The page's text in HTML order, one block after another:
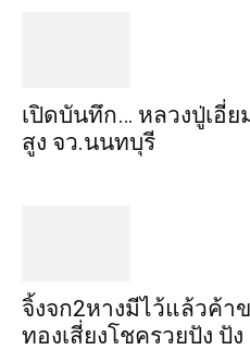
เปิดบันทึก… หลวงปู่เอี่
สูง​ จว.นนทบุรี
จิ้งจก​2​หาง​มีไว้แล้ว​ค้า
ทอง​เสี่ยงโชค​รวยปัง​ ปัง​